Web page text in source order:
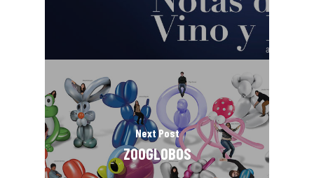
Next Post
ZOOGLOBOS